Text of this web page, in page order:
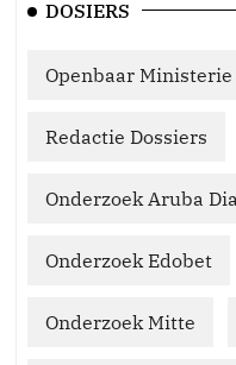
DOSIERS
Openbaar Ministerie
Redactie Dossiers
Onderzoek Aruba
Onderzoek Edobet
Onderzoek Mitte